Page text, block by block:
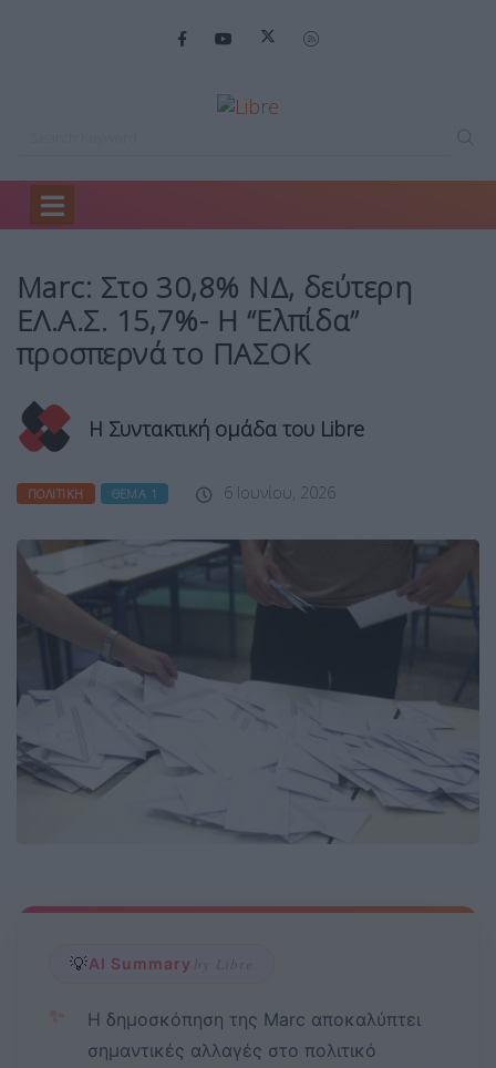
Home
Marc: Στο 30,8% ΝΔ, δεύτερη
ΕΛ.Α.Σ. 15,7%- Η “Ελπίδα”
προσπερνά το ΠΑΣΟΚ
Η Συντακτική ομάδα του Libre
ΠΟΛΙΤΙΚΉ ΘΈΜΑ 1 6 Ιουνίου, 2026
💡AI Summary by Libre
✨
Η δημοσκόπηση της Marc αποκαλύπτει
σημαντικές αλλαγές στο πολιτικό